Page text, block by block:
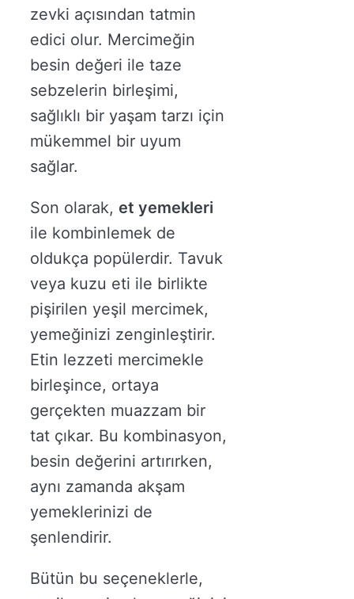
zevki açısından tatmin
edici olur. Mercimeğin
besin değeri ile taze
sebzelerin birleşimi,
sağlıklı bir yaşam tarzı için
mükemmel bir uyum
sağlar.
Son olarak, et yemekleri
ile kombinlemek de
oldukça popülerdir. Tavuk
veya kuzu eti ile birlikte
pişirilen yeşil mercimek,
yemeğinizi zenginleştirir.
Etin lezzeti mercimekle
birleşince, ortaya
gerçekten muazzam bir
tat çıkar. Bu kombinasyon,
besin değerini artırırken,
aynı zamanda akşam
yemeklerinizi de
şenlendirir.
Bütün bu seçeneklerle,